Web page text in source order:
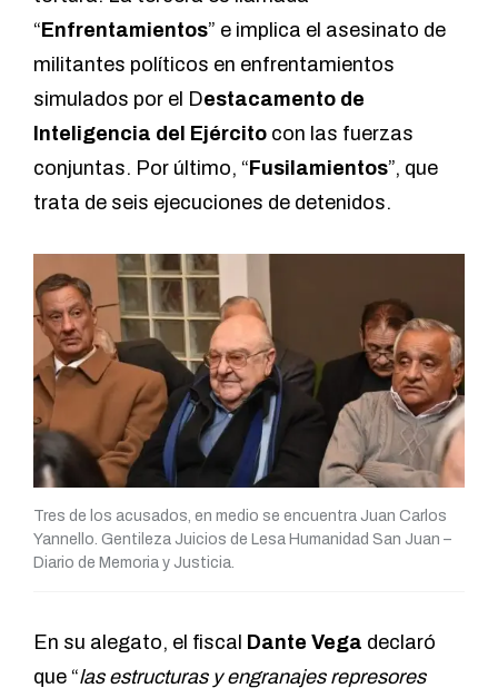
“Enfrentamientos” e implica el asesinato de
militantes políticos en enfrentamientos
simulados por el Destacamento de
Inteligencia del Ejército con las fuerzas
conjuntas. Por último, “Fusilamientos”, que
trata de seis ejecuciones de detenidos.
Tres de los acusados, en medio se encuentra Juan Carlos
Yannello. Gentileza Juicios de Lesa Humanidad San Juan –
Diario de Memoria y Justicia.
En su alegato, el fiscal Dante Vega declaró
que “las estructuras y engranajes represores